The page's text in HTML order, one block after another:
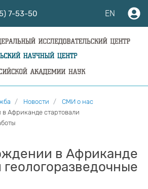
7-53-50 EN
Новости
СМИ о нас
Африканде стартовали
в Африканде
геологоразведочные